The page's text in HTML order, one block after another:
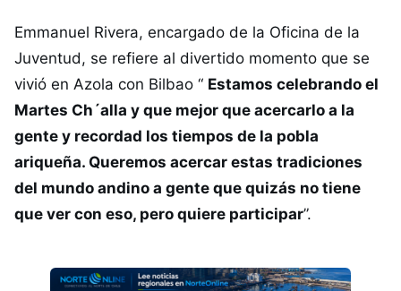
Emmanuel Rivera, encargado de la Oficina de la
Juventud, se refiere al divertido momento que se
vivió en Azola con Bilbao “ Estamos celebrando el
Martes Ch´alla y que mejor que acercarlo a la
gente y recordad los tiempos de la pobla
ariqueña. Queremos acercar estas tradiciones
del mundo andino a gente que quizás no tiene
que ver con eso, pero quiere participar”.